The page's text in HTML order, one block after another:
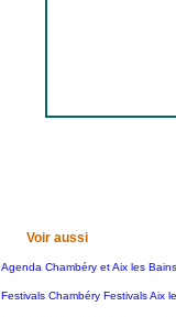
Voir aussi
Agenda Chambéry et Aix les
Festivals Chambéry Festivals Aix